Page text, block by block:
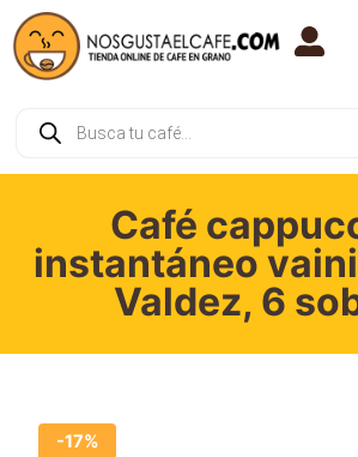
Café
instantáneo
Valdez, 6
-17%